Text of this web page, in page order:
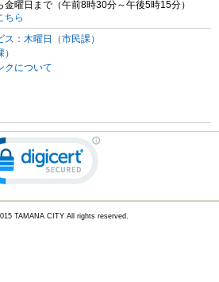
曜日まで（午前8時30分～午後5時15分）
ちら
：木曜日（市民課）
クについて
TAMANA CITY All rights reserved.